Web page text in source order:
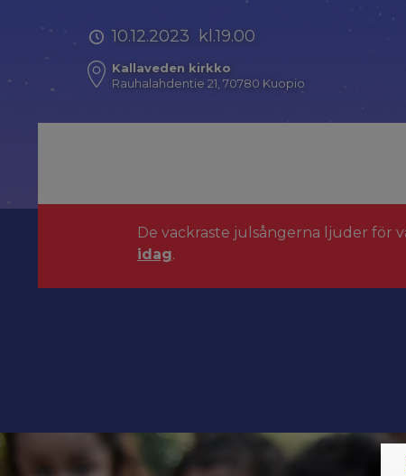
10.12.2023 kl.19.00
Kallaveden kirkko
Rauhalahdentie 21, 70780 Kuopio
De vackraste julsångerna ljuder för
idag.